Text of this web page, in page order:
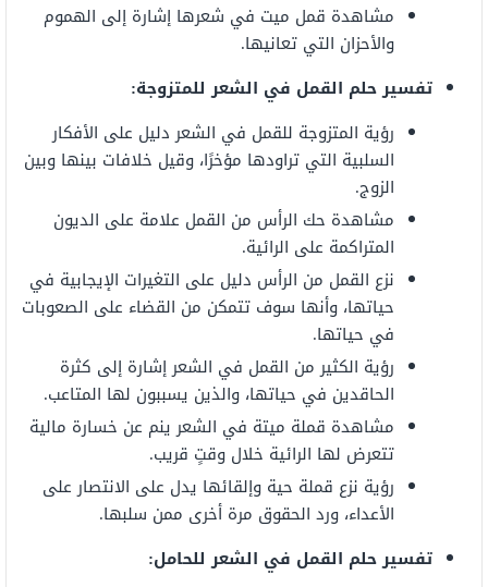
مشاهدة قمل ميت في شعرها إشارة إلى الهموم
والأحزان التي تعانيها.
تفسير حلم القمل في الشعر للمتزوجة:
رؤية المتزوجة للقمل في الشعر دليل على الأفكار
السلبية التي تراودها مؤخرًا، وقيل خلافات بينها وبين
الزوج.
مشاهدة حك الرأس من القمل علامة على الديون
المتراكمة على الرائية.
نزع القمل من الرأس دليل على التغيرات الإيجابية في
حياتها، وأنها سوف تتمكن من القضاء على الصعوبات
في حياتها.
رؤية الكثير من القمل في الشعر إشارة إلى كثرة
الحاقدين في حياتها، والذين يسببون لها المتاعب.
مشاهدة قملة ميتة في الشعر ينم عن خسارة مالية
تتعرض لها الرائية خلال وقتٍ قريب.
رؤية نزع قملة حية وإلقائها يدل على الانتصار على
الأعداء، ورد الحقوق مرة أخرى ممن سلبها.
تفسير حلم القمل في الشعر للحامل: